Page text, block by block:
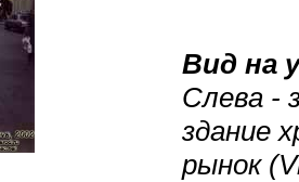
Вид на
Слева -
здание
рынок